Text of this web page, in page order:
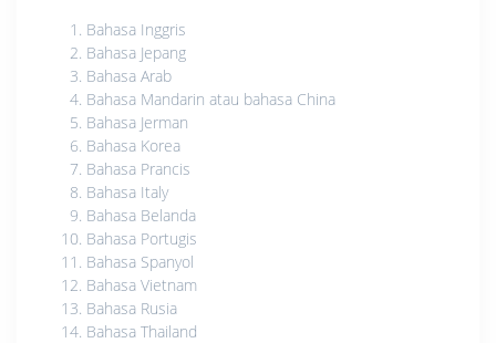
Bahasa Inggris
Bahasa Jepang
Bahasa Arab
Bahasa Mandarin atau bahasa China
Bahasa Jerman
Bahasa Korea
Bahasa Prancis
Bahasa Italy
Bahasa Belanda
Bahasa Portugis
Bahasa Spanyol
Bahasa Vietnam
Bahasa Rusia
Bahasa Thailand